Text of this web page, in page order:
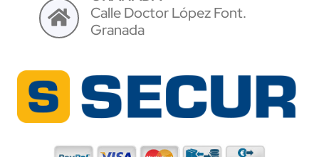
Calle Doctor López Font.
Granada